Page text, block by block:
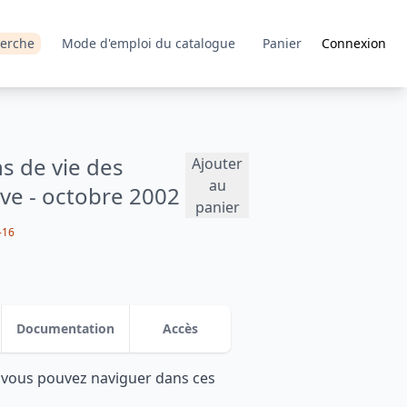
Mode d'emploi du catalogue Panier Connexion
de vie des
- octobre 2002
Ajouter
au
panier
Documentation Accès
pouvez naviguer dans ces